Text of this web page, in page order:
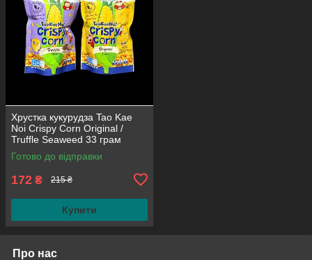
Хрустка кукурудза Tao Kae
Noi Crispy Corn Original /
Truffle Seaweed 33 грам
(набір 2 штуки)
Готово до відправки
172 ₴ 215 ₴
Купити
Про нас